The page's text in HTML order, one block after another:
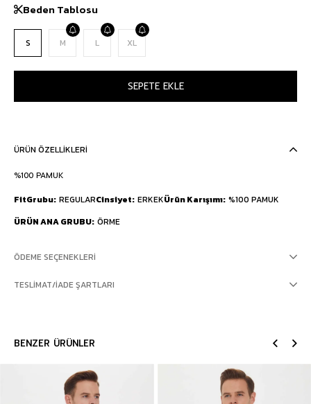
Beden Tablosu
S M L XL
ÜRÜN ÖZELLIKLERI
%100 PAMUK
FitGrubu REGULARCinsiyet ERKEKÜrün Karışımı %100 PAMUK
ÜRÜN ANA GRUBU ÖRME
ÖDEME SEÇENEKLERI
TESLIMAT/İADE ŞARTLARI
BENZER ÜRÜNLER